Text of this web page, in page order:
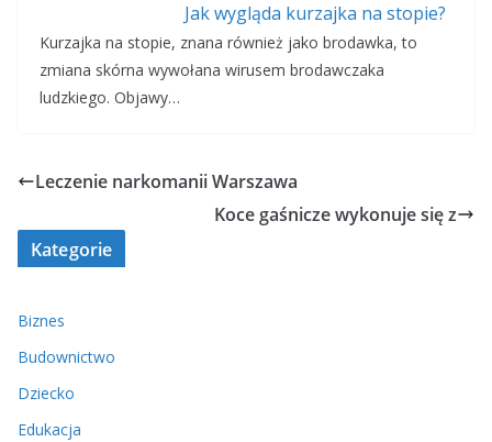
Jak wygląda kurzajka na stopie?
Kurzajka na stopie, znana również jako brodawka, to
zmiana skórna wywołana wirusem brodawczaka
ludzkiego. Objawy…
Leczenie narkomanii Warszawa
Koce gaśnicze wykonuje się z
Kategorie
Biznes
Budownictwo
Dziecko
Edukacja